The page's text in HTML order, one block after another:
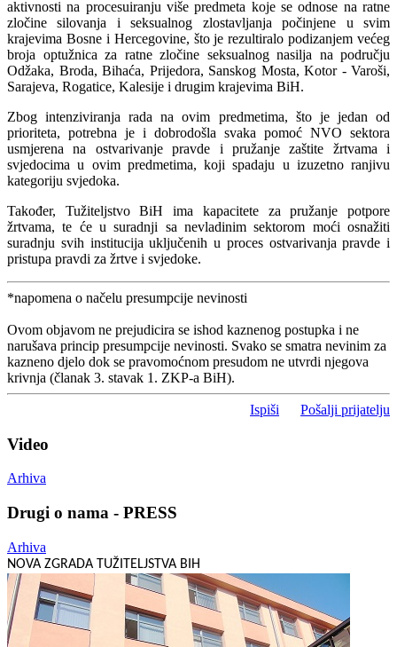
aktivnosti na procesuiranju više predmeta koje se odnose na ratne
zločine silovanja i seksualnog zlostavljanja počinjene u svim
krajevima Bosne i Hercegovine, što je rezultiralo podizanjem većeg
broja optužnica za ratne zločine seksualnog nasilja na području
Odžaka, Broda, Bihaća, Prijedora, Sanskog Mosta, Kotor - Varoši,
Sarajeva, Rogatice, Kalesije i drugim krajevima BiH.
Zbog intenziviranja rada na ovim predmetima, što je jedan od
prioriteta, potrebna je i dobrodošla svaka pomoć NVO sektora
usmjerena na ostvarivanje pravde i pružanje zaštite žrtvama i
svjedocima u ovim predmetima, koji spadaju u izuzetno ranjivu
kategoriju svjedoka.
Također, Tužiteljstvo BiH ima kapacitete za pružanje potpore
žrtvama, te će u suradnji sa nevladinim sektorom moći osnažiti
suradnju svih institucija uključenih u proces ostvarivanja pravde i
pristupa pravdi za žrtve i svjedoke.
*napomena o načelu presumpcije nevinosti
Ovom objavom ne prejudicira se ishod kaznenog postupka i ne
narušava princip presumpcije nevinosti. Svako se smatra nevinim za
kazneno djelo dok se pravomoćnom presudom ne utvrdi njegova
krivnja (članak 3. stavak 1. ZKP-a BiH).
Ispiši Pošalji prijatelju
Video
Arhiva
Drugi o nama - PRESS
Arhiva
NOVA ZGRADA TUŽITELJSTVA BIH